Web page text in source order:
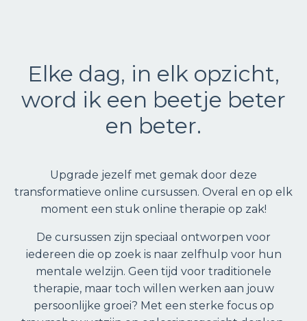
Elke dag, in elk opzicht,
word ik een beetje beter
en beter.
Upgrade jezelf met gemak door deze
transformatieve online cursussen. Overal en op elk
moment een stuk online therapie op zak!
De cursussen zijn speciaal ontworpen voor
iedereen die op zoek is naar zelfhulp voor hun
mentale welzijn. Geen tijd voor traditionele
therapie, maar toch willen werken aan jouw
persoonlijke groei? Met een sterke focus op